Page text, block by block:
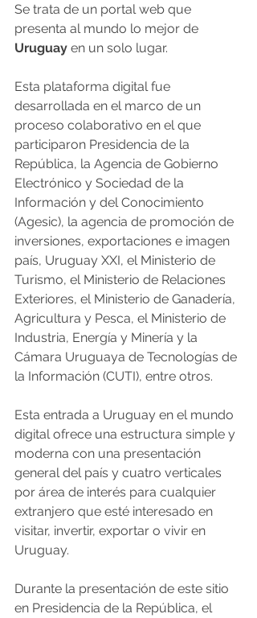
Se trata de un portal web que
presenta al mundo lo mejor de
Uruguay en un solo lugar.
Esta plataforma digital fue
desarrollada en el marco de un
proceso colaborativo en el que
participaron Presidencia de la
República, la Agencia de Gobierno
Electrónico y Sociedad de la
Información y del Conocimiento
(Agesic), la agencia de promoción de
inversiones, exportaciones e imagen
país, Uruguay XXI, el Ministerio de
Turismo, el Ministerio de Relaciones
Exteriores, el Ministerio de Ganadería,
Agricultura y Pesca, el Ministerio de
Industria, Energía y Minería y la
Cámara Uruguaya de Tecnologías de
la Información (CUTI), entre otros.
Esta entrada a Uruguay en el mundo
digital ofrece una estructura simple y
moderna con una presentación
general del país y cuatro verticales
por área de interés para cualquier
extranjero que esté interesado en
visitar, invertir, exportar o vivir en
Uruguay.
Durante la presentación de este sitio
en Presidencia de la República, el